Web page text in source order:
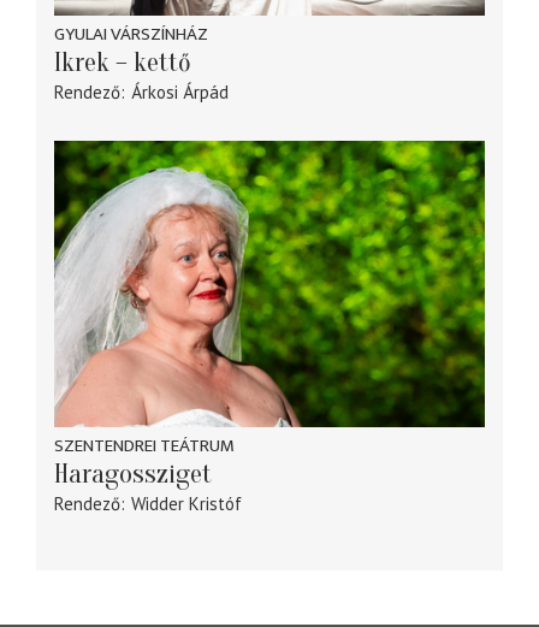
GYULAI VÁRSZÍNHÁZ
Ikrek – kettő
Rendező Árkosi Árpád
SZENTENDREI TEÁTRUM
Haragossziget
Rendező Widder Kristóf